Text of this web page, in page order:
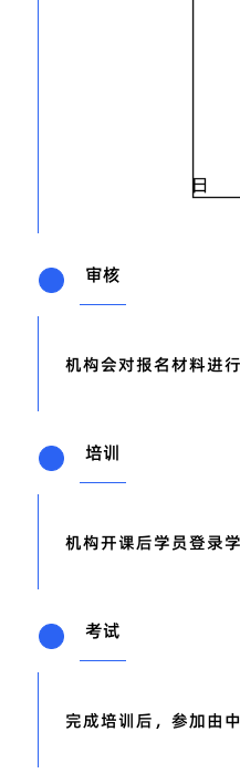
审核
机构会对报名材料进
培训
机构开课后学员登录
考试
完成培训后，参加由